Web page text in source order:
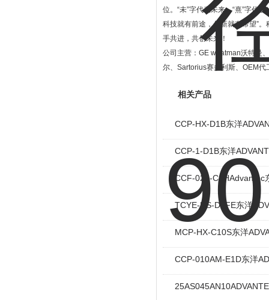
位。 “未”字代表未来，“熹”字代表
科技就有前途，创新就有希望”。
手共进，共创未来！
公司主营： GE whatman沃特曼、
尔、 Sartorius赛多利斯、 OEM代
相关产品
CCP-HX-D1B东洋
CCP-1-D1B东洋
CCF-020-C1HAdvantec
TCYE-HS-D1FE东洋
MCP-HX-C10S东洋
CCP-010AM-E1D东洋